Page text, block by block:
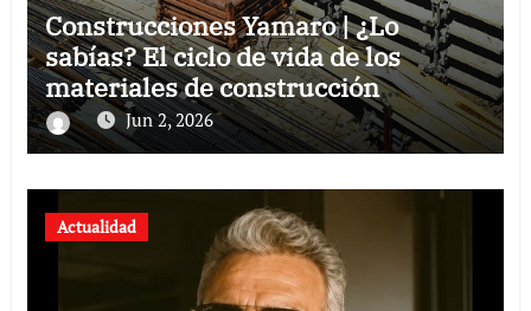
Construcciones Yamaro | ¿Lo
sabías? El ciclo de vida de los
materiales de construcción
revoluciona eficiencia en proyectos
modernos
Jun 2, 2026
Actualidad